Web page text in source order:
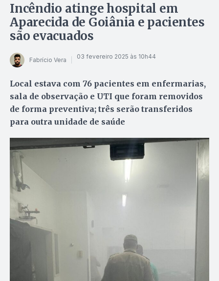
Incêndio atinge hospital em
Aparecida de Goiânia e pacientes
são evacuados
Fabrício Vera 03 fevereiro 2025 às 10h44
Local estava com 76 pacientes em enfermarias,
sala de observação e UTI que foram removidos
de forma preventiva; três serão transferidos
para outra unidade de saúde